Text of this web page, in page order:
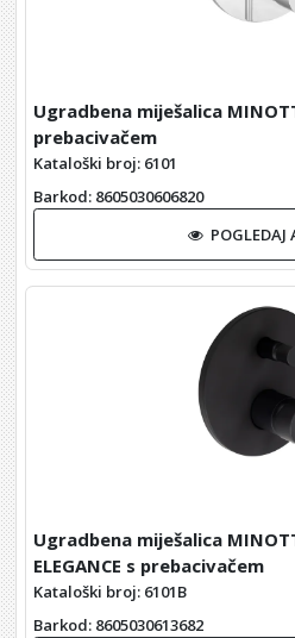
Ugradbena miješalica
prebacivačem
Kataloški broj: 6101
Barkod: 8605030606820
POGLEDAJ
Ugradbena miješalica
ELEGANCE s prebacivačem
Kataloški broj: 6101B
Barkod: 8605030613682